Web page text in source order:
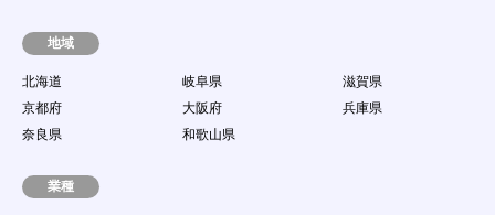
（パソコン等の端末機器、ソフトウェア及び通信回
ないとともに、接続環境整備のための助言、サポー
ト行為を行う責任を持たないものとします。
第9条 譲渡禁止
させたり、売買、名義変更、質権の設定その他の担
保に供する等の行為はできないものとします。
地域
北海道 岐阜県
滋賀県
京都府
大阪府
兵庫県
奈良県
和歌山県
業種